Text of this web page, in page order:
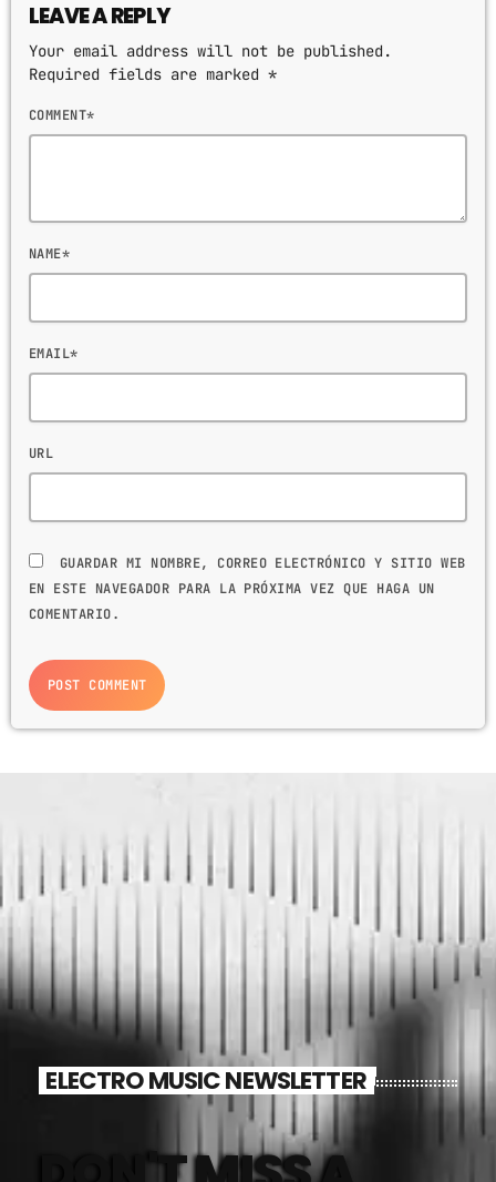
LEAVE A REPLY
Your email address will not be published.
Required fields are marked *
COMMENT*
NAME*
EMAIL*
URL
GUARDAR MI NOMBRE, CORREO ELECTRÓNICO Y SITIO WEB
EN ESTE NAVEGADOR PARA LA PRÓXIMA VEZ QUE HAGA UN
COMENTARIO.
ELECTRO MUSIC NEWSLETTER